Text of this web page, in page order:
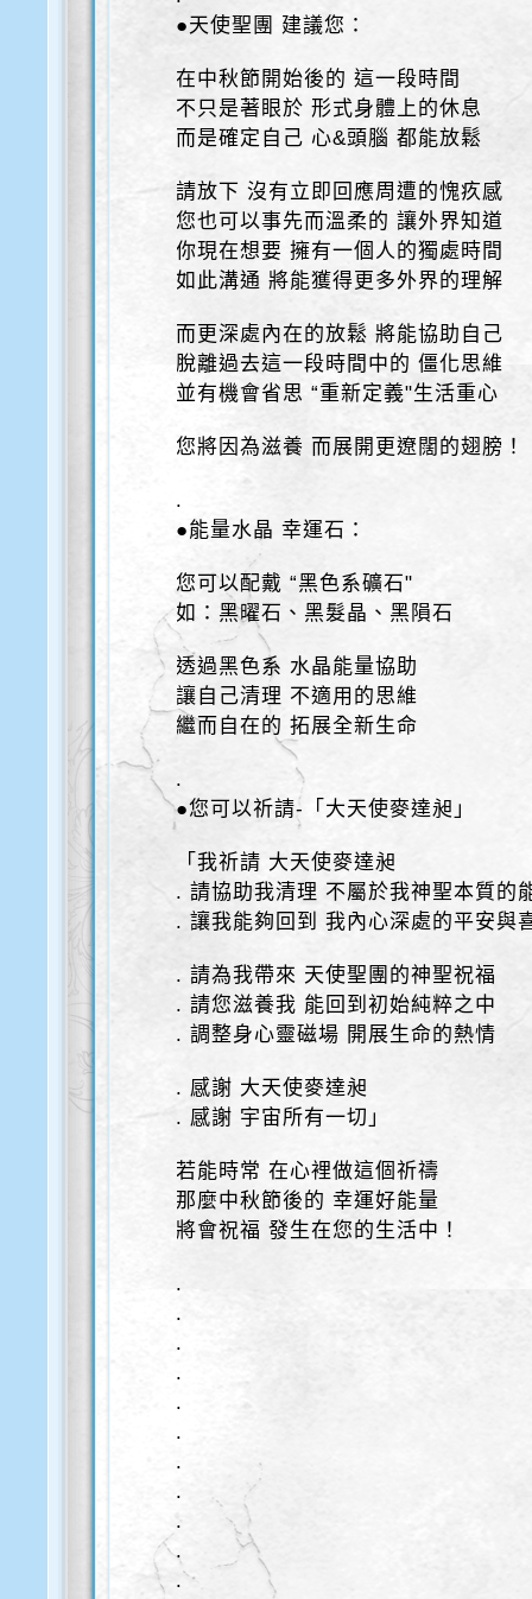
●天使聖團 建議您：
在中秋節開始後的 這一段時間
不只是著眼於 形式身體上的休息
而是確定自己 心&頭腦 都能放鬆
請放下 沒有立即回應周遭的愧疚感
您也可以事先而溫柔的 讓外界知道
你現在想要 擁有一個人的獨處時間
如此溝通 將能獲得更多外界的理解
而更深處內在的放鬆 將能協助自己
脫離過去這一段時間中的 僵化思維
並有機會省思 “重新定義"生活重心
您將因為滋養 而展開更遼闊的翅膀！
.
●能量水晶 幸運石：
您可以配戴 “黑色系礦石"
如：黑曜石、黑髮晶、黑隕石
透過黑色系 水晶能量協助
讓自己清理 不適用的思維
繼而自在的 拓展全新生命
.
●您可以祈請-「大天使麥達昶」
「我祈請 大天使麥達昶
. 請協助我清理 不屬於我神聖本質的
. 讓我能夠回到 我內心深處的平安與
. 請為我帶來 天使聖團的神聖祝福
. 請您滋養我 能回到初始純粹之中
. 調整身心靈磁場 開展生命的熱情
. 感謝 大天使麥達昶
. 感謝 宇宙所有一切」
若能時常 在心裡做這個祈禱
那麼中秋節後的 幸運好能量
將會祝福 發生在您的生活中！
.
.
.
.
.
.
.
.
.
.
.